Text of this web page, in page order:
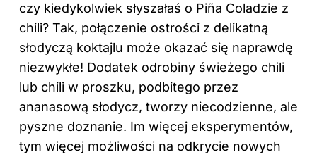
czy kiedykolwiek słyszałaś o Piña Coladzie z
chili? Tak, połączenie ostrości z delikatną
słodyczą koktajlu może okazać się naprawdę
niezwykłe! Dodatek odrobiny świeżego chili
lub chili w proszku, podbitego przez
ananasową słodycz, tworzy niecodzienne, ale
pyszne doznanie. Im więcej eksperymentów,
tym więcej możliwości na odkrycie nowych